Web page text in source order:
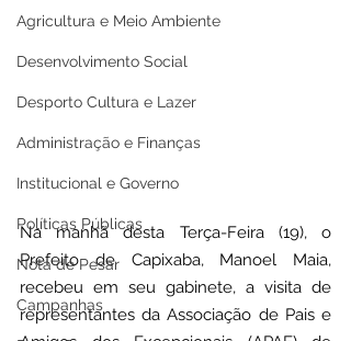
Agricultura e Meio Ambiente
Desenvolvimento Social
Desporto Cultura e Lazer
Administração e Finanças
Institucional e Governo
Políticas Públicas
Nota de Pesar
Campanhas
Na manhã desta Terça-Feira (19), o
Prefeito de Capixaba, Manoel Maia,
recebeu em seu gabinete, a visita de
representantes da Associação de Pais e